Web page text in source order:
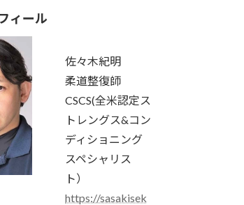
ィール
佐々木紀明
柔道整復師
CSCS(全米認定ス
トレングス&コン
ディショニング
スペシャリス
ト）
https://sasakisek